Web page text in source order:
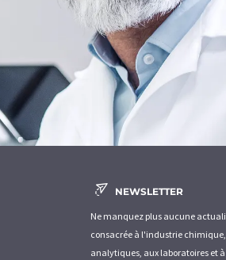
NEWSLETTER
Ne manquez plus aucune
consacrée à l'industrie
analytiques, aux laboratoires et